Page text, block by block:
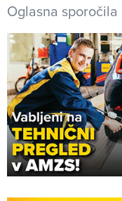
Oglasna sporočila